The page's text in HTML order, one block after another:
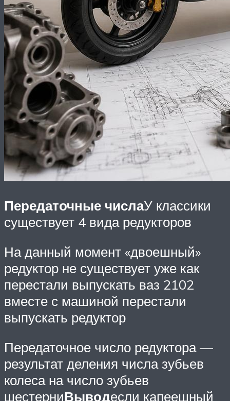
Передаточные числаУ классики
существует 4 вида редукторов
На данный момент «двоешный»
редуктор не существует уже как
перестали выпускать ваз 2102
вместе с машиной перестали
выпускать редуктор
Передаточное число редуктора —
результат деления числа зубьев
колеса на число зубьев
шестерниВыводесли капеешный